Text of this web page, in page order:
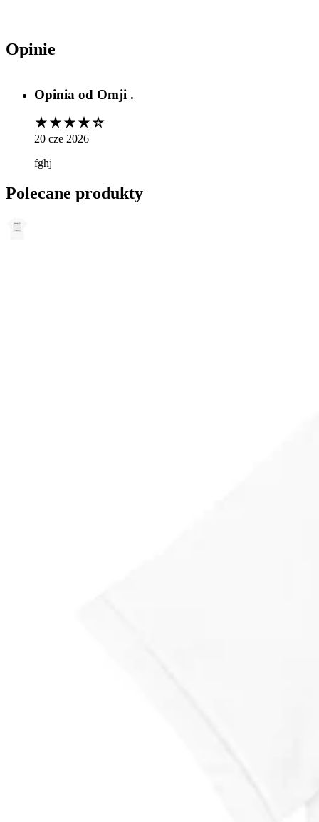
Opinie
Opinia od Omji .
20 cze 2026
fghj
Polecane produkty